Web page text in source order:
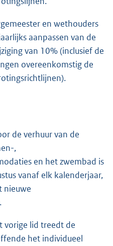
en wethouders
aanpassen van de
van 10% (inclusief de
overeenkomstig de
de verhuur van de
,
en het zwembad is
vanaf elk kalenderjaar,
nieuwe
vorige lid treedt de
het individueel